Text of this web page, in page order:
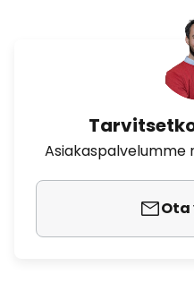
Asiakaspalvelumme